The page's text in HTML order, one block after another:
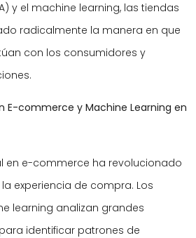
y el machine learning, las tiendas
radicalmente la manera en que
con los consumidores y
E-commerce y Machine Learning en
en e-commerce ha revolucionado
experiencia de compra. Los
learning analizan grandes
identificar patrones de